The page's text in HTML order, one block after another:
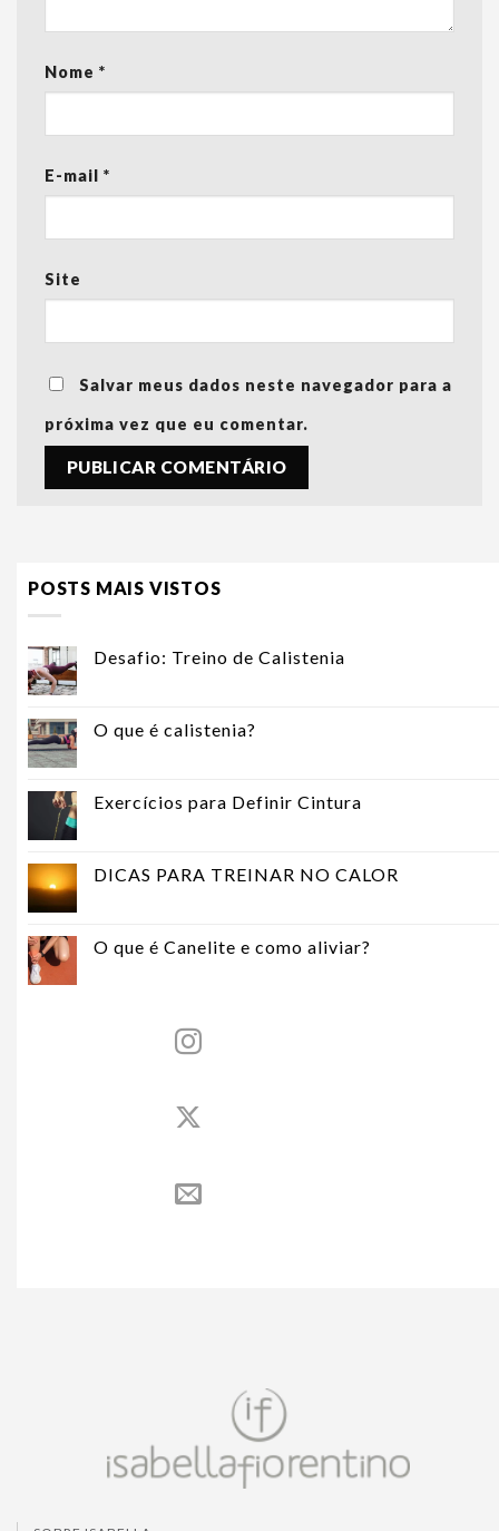
Nome *
E-mail *
Site
Salvar meus dados neste navegador para a
próxima vez que eu comentar.
POSTS MAIS VISTOS
Desafio: Treino de Calistenia
O que é calistenia?
Exercícios para Definir Cintura
DICAS PARA TREINAR NO CALOR
O que é Canelite e como aliviar?